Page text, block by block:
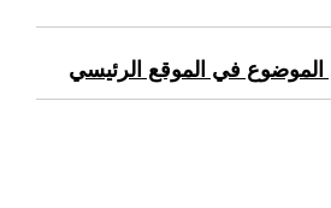
الموضوع في الموقع الرئيسي